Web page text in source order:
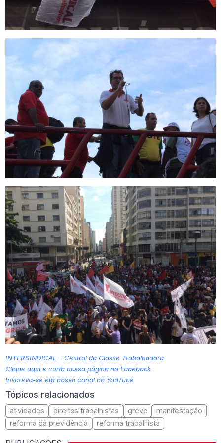
INTERSINDICAL – Central da Classe Trabalhadora
Clique aqui e curta nossa página no Facebook
Inscreva-se em nosso canal no YouTube
Tópicos relacionados
atividades direitos trabalhistas greve
manifestação
reforma da previdência
reforma trabalhista